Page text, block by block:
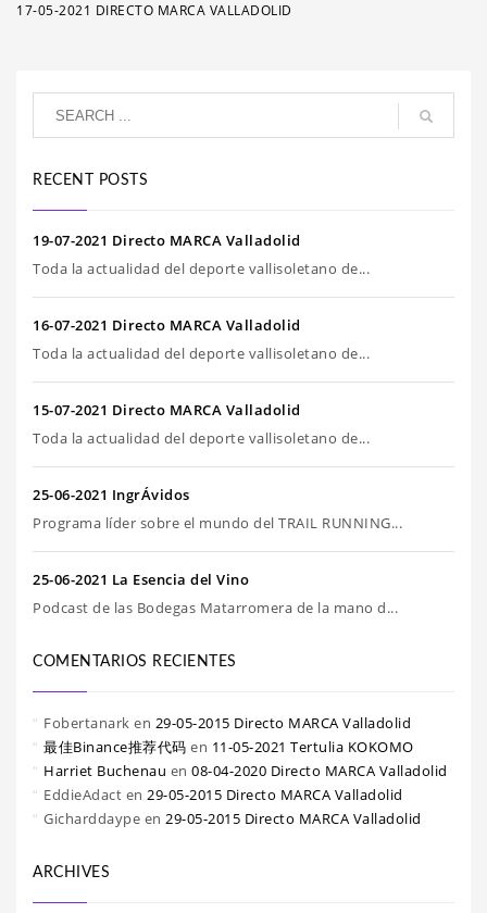
17-05-2021 DIRECTO MARCA VALLADOLID
RECENT POSTS
19-07-2021 Directo MARCA Valladolid
Toda la actualidad del deporte vallisoletano de...
16-07-2021 Directo MARCA Valladolid
Toda la actualidad del deporte vallisoletano de...
15-07-2021 Directo MARCA Valladolid
Toda la actualidad del deporte vallisoletano de...
25-06-2021 IngrÁvidos
Programa líder sobre el mundo del TRAIL RUNNING...
25-06-2021 La Esencia del Vino
Podcast de las Bodegas Matarromera de la mano d...
COMENTARIOS RECIENTES
Fobertanark en 29-05-2015 Directo MARCA Valladolid
最佳Binance推荐代码 en 11-05-2021 Tertulia KOKOMO
Harriet Buchenau en 08-04-2020 Directo MARCA Valladolid
EddieAdact en 29-05-2015 Directo MARCA Valladolid
Gicharddaype en 29-05-2015 Directo MARCA Valladolid
ARCHIVES